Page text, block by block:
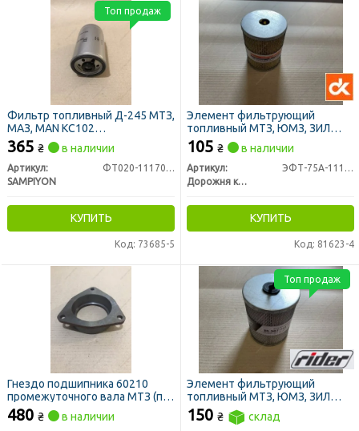
Фильтр топливный Д-245 МТЗ,
МАЗ, MAN KC102
(закручивающийся) (пр-во
SAMPIYON)
365 ₴ в наличии
Артикул:
ФТ020-1117010 (CS 1438 M)
SAMPIYON
КУПИТЬ
Код: 73685-5
Топ продаж
Элемент фильтрующий
топливный МТЗ, ЮМЗ, ЗИЛ
5301 Т-40 тонкой очистки
метал. (ДК)
105 ₴ в наличии
Артикул:
ЭФТ-75А-1117040
Дорожня карта
КУПИТЬ
Код: 81623-4
Гнездо подшипника 60210
промежуточного вала МТЗ (пр-
во Китай)
480 ₴ в наличии
Элемент фильтрующий
топливный МТЗ, ЮМЗ, ЗИЛ
5301 Т-40 тонкой очистки
метал. с р/к (RIDER)
150 ₴ склад
Топ продаж